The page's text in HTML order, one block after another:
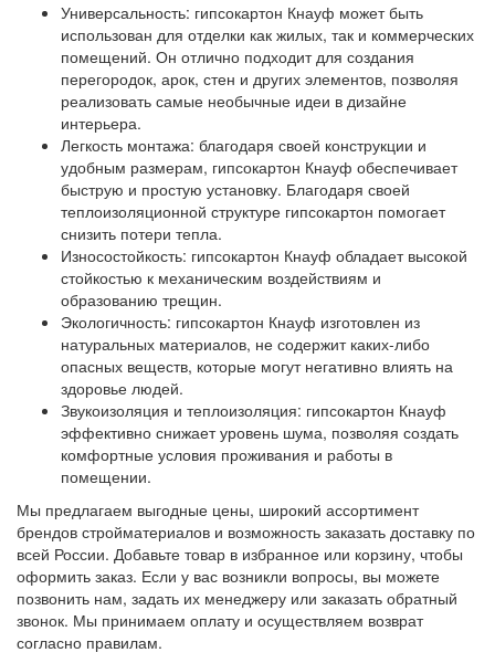
Универсальность: гипсокартон Кнауф может быть
использован для отделки как жилых, так и коммерческих
помещений. Он отлично подходит для создания
перегородок, арок, стен и других элементов, позволяя
реализовать самые необычные идеи в дизайне
интерьера.
Легкость монтажа: благодаря своей конструкции и
удобным размерам, гипсокартон Кнауф обеспечивает
быструю и простую установку. Благодаря своей
теплоизоляционной структуре гипсокартон помогает
снизить потери тепла.
Износостойкость: гипсокартон Кнауф обладает высокой
стойкостью к механическим воздействиям и
образованию трещин.
Экологичность: гипсокартон Кнауф изготовлен из
натуральных материалов, не содержит каких-либо
опасных веществ, которые могут негативно влиять на
здоровье людей.
Звукоизоляция и теплоизоляция: гипсокартон Кнауф
эффективно снижает уровень шума, позволяя создать
комфортные условия проживания и работы в
помещении.
Мы предлагаем выгодные цены, широкий ассортимент
брендов стройматериалов и возможность заказать доставку по
всей России. Добавьте товар в избранное или корзину, чтобы
оформить заказ. Если у вас возникли вопросы, вы можете
позвонить нам, задать их менеджеру или заказать обратный
звонок. Мы принимаем оплату и осуществляем возврат
согласно правилам.